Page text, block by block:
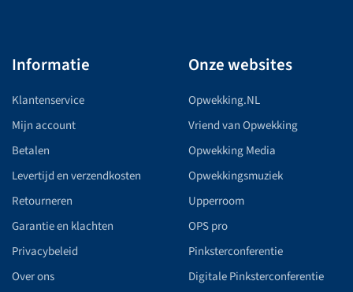
Informatie
Klantenservice
Mijn account
Betalen
Levertijd en verzendkosten
Retourneren
Garantie en klachten
Privacybeleid
Over ons
Onze websites
Opwekking.NL
Vriend van Opwekking
Opwekking Media
Opwekkingsmuziek
Upperroom
OPS pro
Pinksterconferentie
Digitale Pinksterconferentie